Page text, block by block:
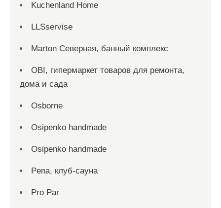
Kuchenland Home
LLSservise
Marton Северная, банный комплекс
OBI, гипермаркет товаров для ремонта,
дома и сада
Osborne
Osipenko handmade
Osipenko handmade
Pena, клуб-сауна
Pro Par